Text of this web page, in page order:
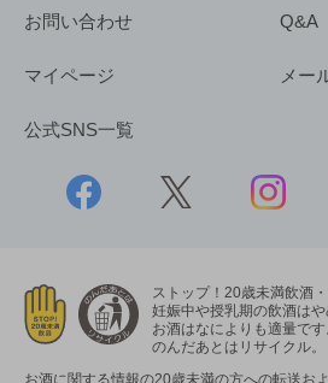
お問い合わせ Q&A
マイページ メー
公式SNS一覧
ストップ！20歳未満飲酒・
妊娠中や授乳期の飲酒はや
お酒はなによりも適量です
のんだあとはリサイクル。
お酒に関する情報の20歳未満の方への転送お